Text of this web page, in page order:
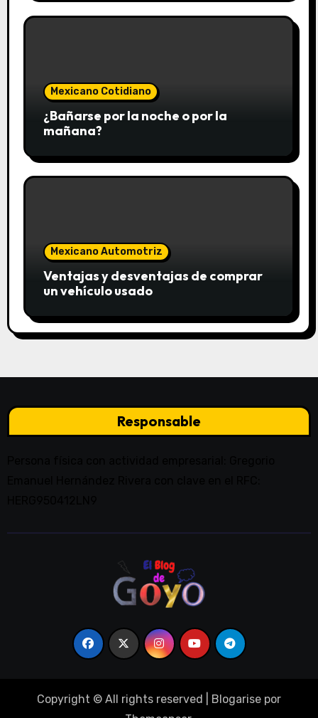
Mexicano Cotidiano
¿Bañarse por la noche o por la
mañana?
Mexicano Automotriz
Ventajas y desventajas de comprar
un vehículo usado
Responsable
Copyright © All rights reserved Blogarise por